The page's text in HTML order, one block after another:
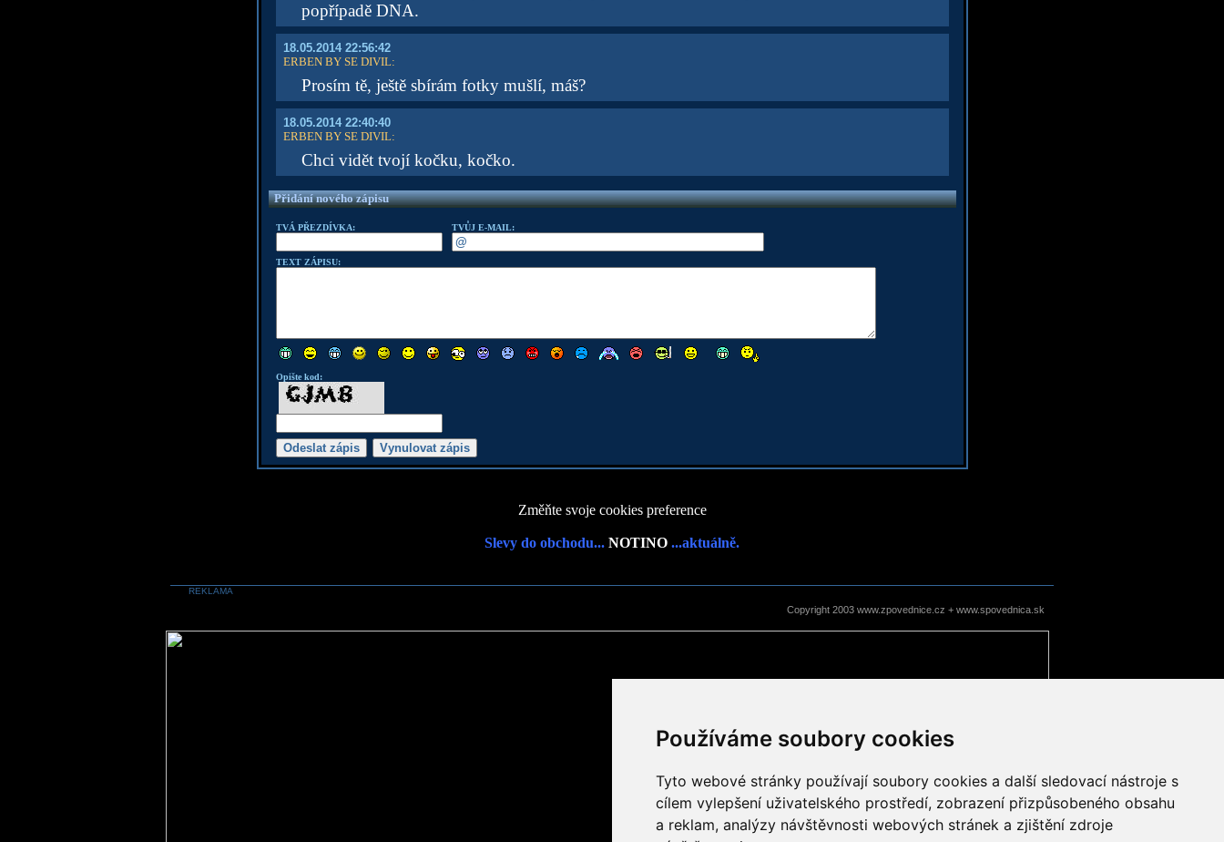
Používáme soubory cookies
Tyto webové stránky používají soubory cookies a další sledovací nástroje s
cílem vylepšení uživatelského prostředí, zobrazení přizpůsobeného obsahu
a reklam, analýzy návštěvnosti webových stránek a zjištění zdroje
popřípadě DNA.
18.05.2014 22:56:42
ERBEN BY SE DIVIL:
Prosím tě, ještě sbírám fotky mušlí, máš?
18.05.2014 22:40:40
ERBEN BY SE DIVIL:
Chci vidět tvojí kočku, kočko.
Přidání nového zápisu
TVÁ PŘEZDÍVKA: TVŮJ E-MAIL:
TEXT ZÁPISU:
Opište kod:
Změňte svoje cookies preference
Slevy do obchodu... NOTINO ...aktuálně.
REKLAMA
Copyright 2003 www.zpovednice.cz + www.spovednica.sk